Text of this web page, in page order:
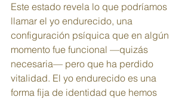
Este estado revela lo que podríamos
llamar el yo endurecido, una
configuración psíquica que en algún
momento fue funcional —quizás
necesaria— pero que ha perdido
vitalidad. El yo endurecido es una
forma fija de identidad que hemos